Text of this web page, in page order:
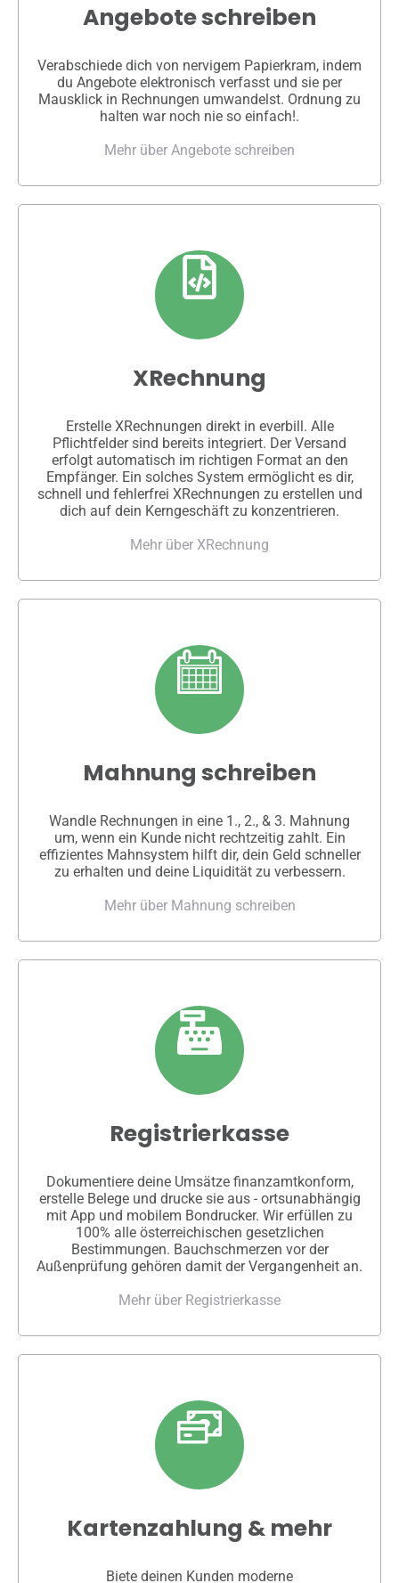
Angebote schreiben
Verabschiede dich von nervigem Papierkram, indem
du Angebote elektronisch verfasst und sie per
Mausklick in Rechnungen umwandelst. Ordnung zu
halten war noch nie so einfach!.
Mehr über Angebote schreiben
XRechnung
Erstelle XRechnungen direkt in everbill. Alle
Pflichtfelder sind bereits integriert. Der Versand
erfolgt automatisch im richtigen Format an den
Empfänger. Ein solches System ermöglicht es dir,
schnell und fehlerfrei XRechnungen zu erstellen und
dich auf dein Kerngeschäft zu konzentrieren.
Mehr über XRechnung
Mahnung schreiben
Wandle Rechnungen in eine 1., 2., & 3. Mahnung
um, wenn ein Kunde nicht rechtzeitig zahlt. Ein
effizientes Mahnsystem hilft dir, dein Geld schneller
zu erhalten und deine Liquidität zu verbessern.
Mehr über Mahnung schreiben
Registrierkasse
Dokumentiere deine Umsätze finanzamtkonform,
erstelle Belege und drucke sie aus - ortsunabhängig
mit App und mobilem Bondrucker. Wir erfüllen zu
100% alle österreichischen gesetzlichen
Bestimmungen. Bauchschmerzen vor der
Außenprüfung gehören damit der Vergangenheit an.
Mehr über Registrierkasse
Kartenzahlung & mehr
Biete deinen Kunden moderne